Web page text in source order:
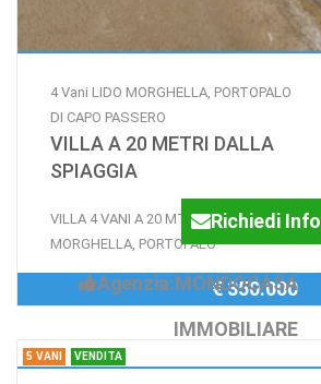
4 Vani LIDO MORGHELLA, PORTOPALO
DI CAPO PASSERO
VILLA A 20 METRI DALLA
SPIAGGIA
VILLA 4 VANI A 20 MT DA LIDO
MORGHELLA, PORTOPALO
Richiedi Info
Agenzia:MONDOCASA
IMMOBILIARE
€ 350.000
5 VANI VENDITA